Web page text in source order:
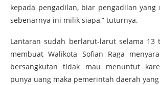
kepada pengadilan, biar pengadilan yang
sebenarnya ini milik siapa,” tuturnya.
Lantaran sudah berlarut-larut selama 13
membuat Walikota Sofian Raga
bersangkutan tidak mau menuntut
punya uang maka pemerintah daerah